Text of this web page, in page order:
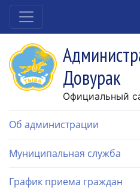
Довурак
Официальный
Об администрации
Муниципальная служба
График приема граждан